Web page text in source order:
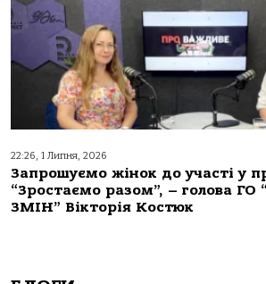
22:26, 1 Липня, 2026
Запрошуємо жінок до участі у
“Зростаємо разом”, – голова ГО
ЗМІН” Вікторія Костюк